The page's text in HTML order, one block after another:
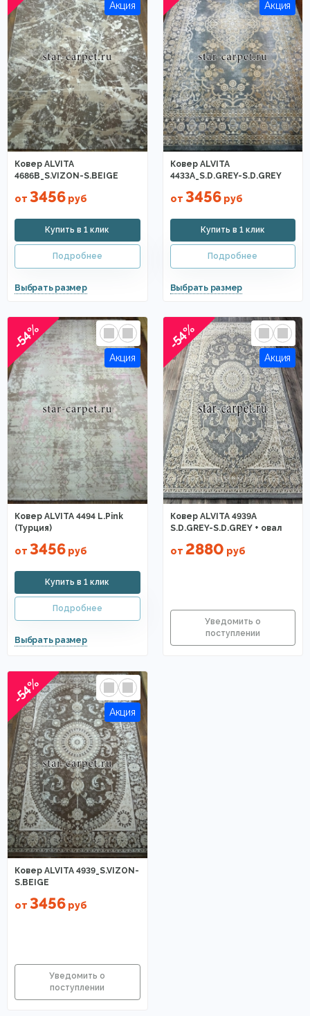
Ковер ALVITA
4686B_S.VIZON-S.BEIGE
от 3456 руб
Ковер ALVITA
4433A_S.D.GREY-S.D.GREY
от 3456руб
-54%
Ковер ALVITA 4494 L.Pink
(Турция)
от 3456 руб
-54%
Ковер ALVITA 4939A
S.D.GREY-S.D.GREY + овал
от 2880 руб
-54%
Ковер ALVITA 4939_S.VIZON-
S.BEIGE
от 3456 руб